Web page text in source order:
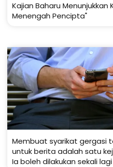
Kajian Baharu Menunjukkan
Menengah Pencipta"
Membuat syarikat gergasi
untuk berita adalah satu
Ia boleh dilakukan sekali lagi